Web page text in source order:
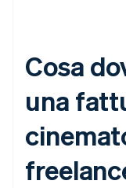
Cosa
una